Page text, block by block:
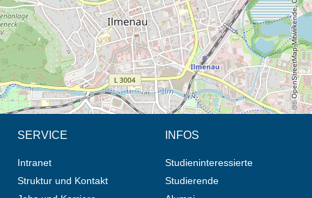
© OpenStreetMap-Mitwirkende, CC BY-SA
SERVICE
Intranet
Struktur und Kontakt
INFOS
Studieninteressierte
Studierende